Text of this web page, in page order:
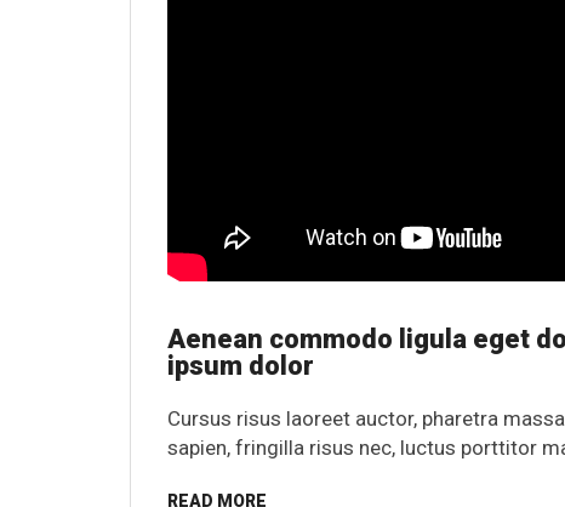
Aenean commodo ligula eget
ipsum dolor
Cursus risus laoreet auctor, pharetra
sapien, fringilla risus nec, luctus porttitor
READ MORE